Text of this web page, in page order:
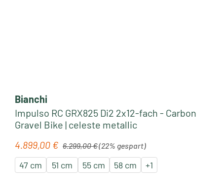
Bianchi
Impulso RC GRX825 Di2 2x12-fach - Carbon
Gravel Bike | celeste metallic
Verkaufspreis:
4.899,00 € 6.299,00 €(22% gespart)
47 cm 51 cm 55 cm 58 cm +1